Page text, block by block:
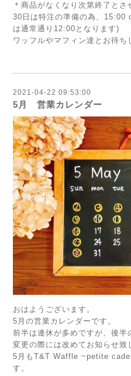
＊商品がなくなり次第終了とさ
30日は特注の準備の為、15:00
は通常通り12:00となります)
ワッフルやマフィン達とお待ち
2021-04-22 09:53:00
5月 営業カレンダー
おはようございます。
5月の営業カレンダーです。
前半は連休が多めですが、後半
変更の際には改めてお知らせ致
5月もT&T Waffle ~petite
す。